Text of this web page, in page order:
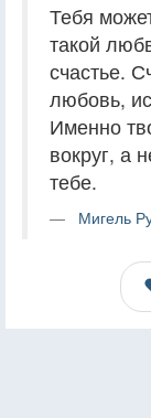
Тебя
такой
счастье.
любовь,
Именно
вокруг, а
тебе.
Мигель